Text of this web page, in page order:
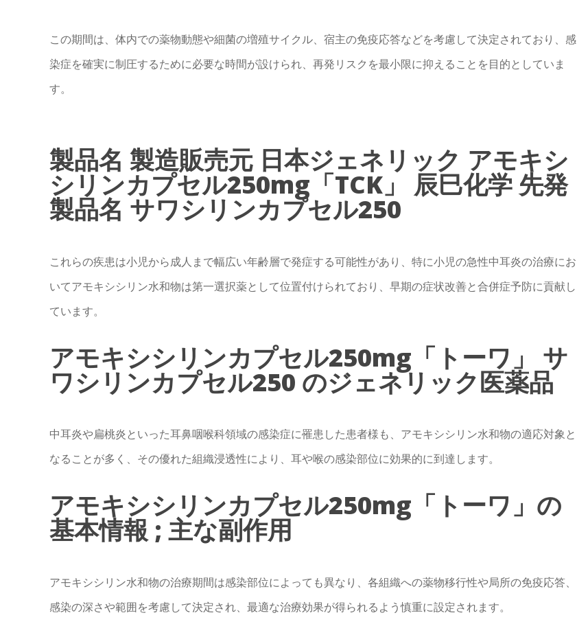
この期間は、体内での薬物動態や細菌の増殖サイクル、宿主の免疫応答などを考慮して決定されており、感
染症を確実に制圧するために必要な時間が設けられ、再発リスクを最小限に抑えることを目的としていま
す。
製品名 製造販売元 日本ジェネリック アモキシ
シリンカプセル250mg「TCK」 辰巳化学 先発
製品名 サワシリンカプセル250
これらの疾患は小児から成人まで幅広い年齢層で発症する可能性があり、特に小児の急性中耳炎の治療にお
いてアモキシシリン水和物は第一選択薬として位置付けられており、早期の症状改善と合併症予防に貢献し
ています。
アモキシシリンカプセル250mg「トーワ」 サ
ワシリンカプセル250 のジェネリック医薬品
中耳炎や扁桃炎といった耳鼻咽喉科領域の感染症に罹患した患者様も、アモキシシリン水和物の適応対象と
なることが多く、その優れた組織浸透性により、耳や喉の感染部位に効果的に到達します。
アモキシシリンカプセル250mg「トーワ」の
基本情報 ; 主な副作用
アモキシシリン水和物の治療期間は感染部位によっても異なり、各組織への薬物移行性や局所の免疫応答、
感染の深さや範囲を考慮して決定され、最適な治療効果が得られるよう慎重に設定されます。